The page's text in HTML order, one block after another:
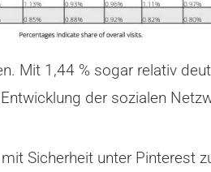
Mit 1,44 % sogar relativ
der sozialen
Sicherheit unter Pinterest